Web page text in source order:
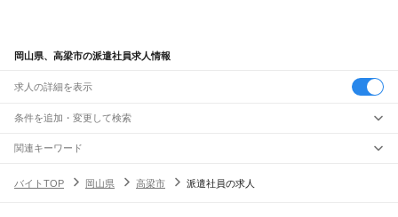
岡山県、高梁市の派遣社員求人情報
求人の詳細を表示
条件を追加・変更して検索
市区町村を追加・変更
岡山県すべて
駅を追加・変更
関連キーワード
岡山県 派遣社員 派遣
岡山県 高梁市 夜勤
バイトTOP 岡山県 高梁市 派遣社員の求人